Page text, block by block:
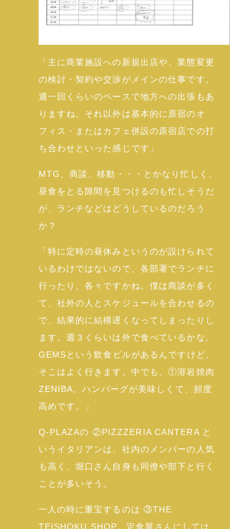
「主に商業施設への新規出店や、業態変更
の検討・契約や交渉がメインの仕事です。
週一回くらいのペースで地方への出張もあ
りますね。それ以外は基本的に原宿のオ
フィス・またはカフェ併設の原宿店での打
ち合わせといった感じです」
MTG、商談、移動・・・とかなり忙しく、
昼食をとる隙間を見つけるのも忙しそうだ
が、ランチなどはどうしているのだろう
か？
「特に定時の昼休みというのが設けられて
いるわけではないので、各部署でランチに
行ったり、各々ですかね。僕は商談が多く
て、社外の人とスケジュールを合わせるの
で、結果的に結構遅くなってしまったりし
ます。週３くらいは外で食べているかな。
GEMSという飲食ビルがあるんですけど、
そこはよく行きます。中でも、①溶岩焼肉
ZENIBA。ハンバーグが美味しくて、頻度
高めです。」
Q-PLAZAの ②PIZZZERIA CANTERA と
いうイタリアンは、社内のメンバーの人気
も高く、堀口さん自身も同僚や部下と行く
ことが多いそう。
一人の時に重宝するのは ③THE
TEISHOKU SHOP。定食屋さんにしては